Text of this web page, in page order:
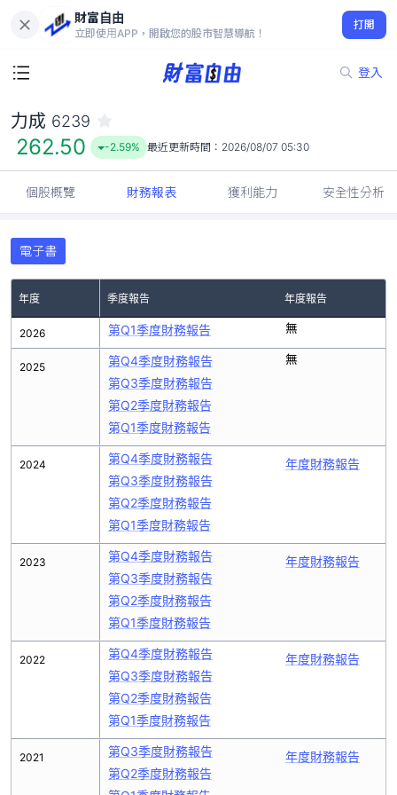
財富自由
立即使用APP，開啟您的股市智慧導航！
打開
登入
262.50
-2.59%
力成 6239
262.50 -2.59% 最近更新時間： 2026/08/07 05:30
個股概覽 財務報表 獲利能力 安全性分析
電子書
年度 季度報告 年度報告
2026
2025
2024
2023
2022
2021
第Q1季度財務報告 無
第Q4季度財務報告
第Q3季度財務報告
第Q2季度財務報告
第Q1季度財務報告
無
第Q4季度財務報告
第Q3季度財務報告
第Q2季度財務報告
第Q1季度財務報告
年度財務報告
第Q4季度財務報告
第Q3季度財務報告
第Q2季度財務報告
第Q1季度財務報告
年度財務報告
第Q4季度財務報告
第Q3季度財務報告
第Q2季度財務報告
第Q1季度財務報告
年度財務報告
第Q3季度財務報告
第Q2季度財務報告
年度財務報告